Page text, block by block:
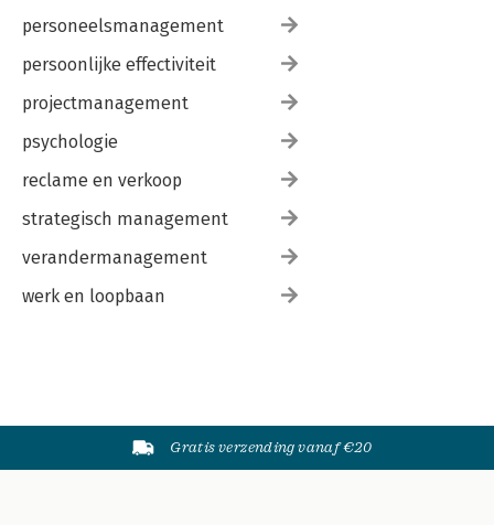
personeelsmanagement
persoonlijke effectiviteit
projectmanagement
psychologie
reclame en verkoop
strategisch management
verandermanagement
werk en loopbaan
Gratis verzending vanaf €20